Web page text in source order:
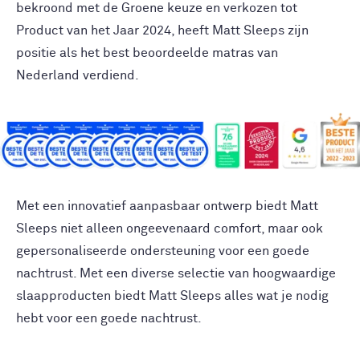
bekroond met de Groene keuze en verkozen tot
Product van het Jaar 2024, heeft Matt Sleeps zijn
positie als het best beoordeelde matras van
Nederland verdiend.
Met een innovatief aanpasbaar ontwerp biedt Matt
Sleeps niet alleen ongeevenaard comfort, maar ook
gepersonaliseerde ondersteuning voor een goede
nachtrust. Met een diverse selectie van hoogwaardige
slaapproducten biedt Matt Sleeps alles wat je nodig
hebt voor een goede nachtrust.